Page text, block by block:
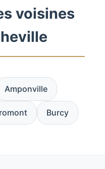
voisines
Amponville
Burcy